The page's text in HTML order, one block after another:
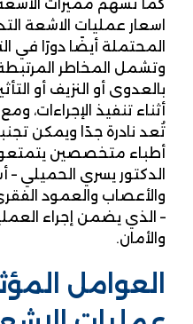
كما تُسهم مميزات
اسعار عمليات الاشعة
المحتملة أيضًا دورًا في
وتشمل المخاطر المرتبطة
بالعدوى أو النزيف أو
أثناء تنفيذ الإجراءات،
تُعد نادرة جدًا ويمكن
أطباء متخصصين يتمتعون
الدكتور يسري الحميلي –
والأعصاب والعمود
– الذي يضمن إجراء
والأمان.
العوامل